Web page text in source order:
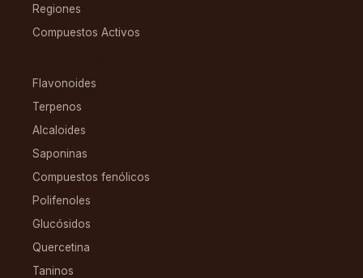
Regiones
Compuestos Activos
Flavonoides
Terpenos
Alcaloides
Saponinas
Compuestos fenólicos
Polifenoles
Glucósidos
Quercetina
Taninos